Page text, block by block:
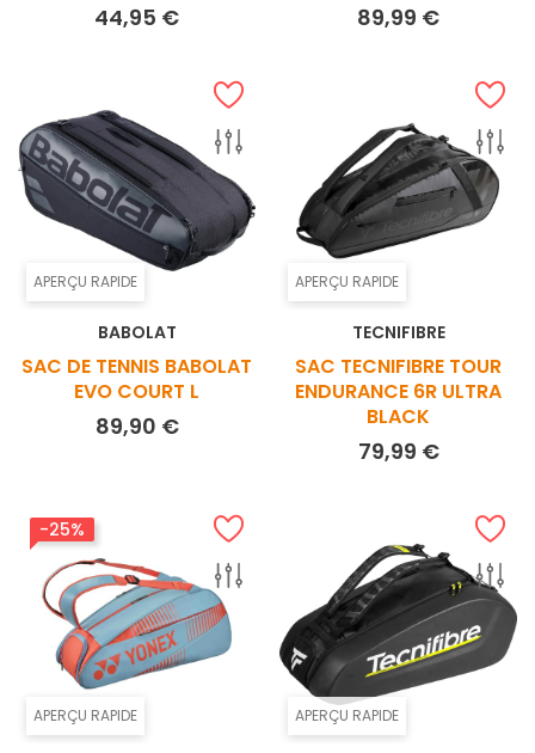
44,95 €Prix 89,99 €Prix
APERÇU RAPIDE
BABOLAT
SAC DE TENNIS BABOLAT
EVO COURT L
89,90 €Prix
APERÇU RAPIDE
TECNIFIBRE
SAC TECNIFIBRE TOUR
ENDURANCE 6R ULTRA
BLACK
79,99 €Prix
APERÇU RAPIDE
-25%
APERÇU RAPIDE